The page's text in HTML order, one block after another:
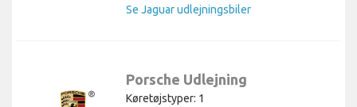
Se Jaguar udlejningsbiler
Porsche Udlejning
Køretøjstyper: 1